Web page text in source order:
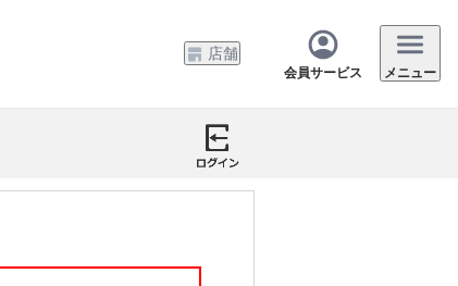
店舗
会員サービス メニュー